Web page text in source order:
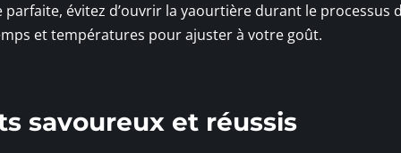
évitez d’ouvrir la yaourtière durant le processus
et températures pour ajuster à votre goût.
savoureux et réussis